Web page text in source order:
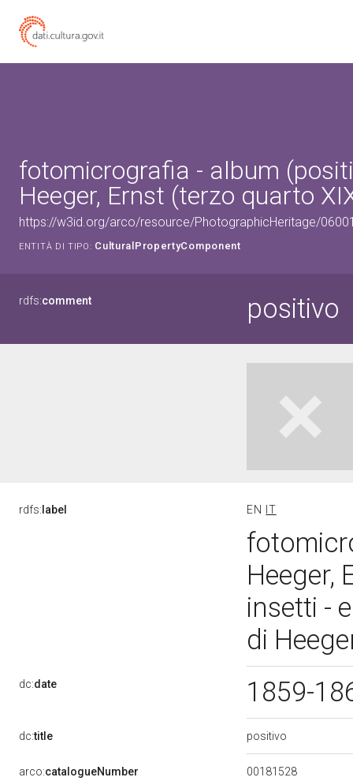
fotomicrografia - album
Heeger, Ernst (terzo quarto
https://w3id.org/arco/resource/PhotographicHeritage/
ENTITÀ DI TIPO: CulturalPropertyComponent
rdfs:comment positivo
rdfs: label EN IT
Heeger,
insetti -
di
dc:date 1859-
dc:title positivo
arco:catalogueNumber 00181528